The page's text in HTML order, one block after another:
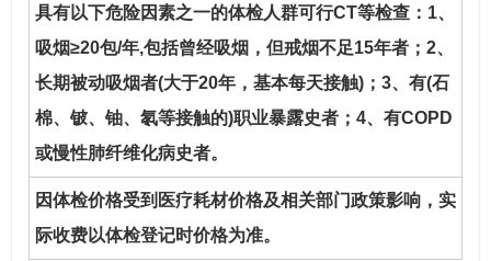
具有以下危险因素之一的体检人群可行CT等检查：1、
吸烟≥20包/年,包括曾经吸烟，但戒烟不足15年者；2、
长期被动吸烟者(大于20年，基本每天接触)；3、有(石
棉、铍、铀、氡等接触的)职业暴露史者；4、有COPD
或慢性肺纤维化病史者。
因体检价格受到医疗耗材价格及相关部门政策影响，实
际收费以体检登记时价格为准。